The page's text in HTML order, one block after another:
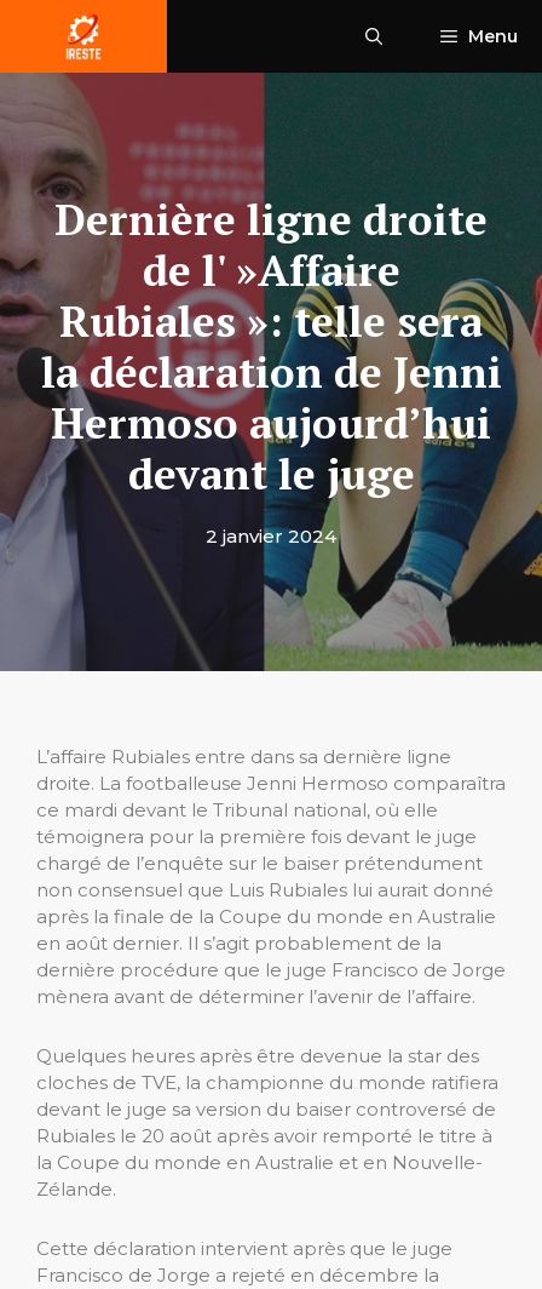
contenu
Menu
Dernière ligne droite
de l' »Affaire
Rubiales »: telle sera
la déclaration de Jenni
Hermoso aujourd’hui
devant le juge
2 janvier 2024
L’affaire Rubiales entre dans sa dernière ligne
droite. La footballeuse Jenni Hermoso comparaîtra
ce mardi devant le Tribunal national, où elle
témoignera pour la première fois devant le juge
chargé de l’enquête sur le baiser prétendument
non consensuel que Luis Rubiales lui aurait donné
après la finale de la Coupe du monde en Australie
en août dernier. Il s’agit probablement de la
dernière procédure que le juge Francisco de Jorge
mènera avant de déterminer l’avenir de l’affaire.
Quelques heures après être devenue la star des
cloches de TVE, la championne du monde ratifiera
devant le juge sa version du baiser controversé de
Rubiales le 20 août après avoir remporté le titre à
la Coupe du monde en Australie et en Nouvelle-
Zélande.
Cette déclaration intervient après que le juge
Francisco de Jorge a rejeté en décembre la